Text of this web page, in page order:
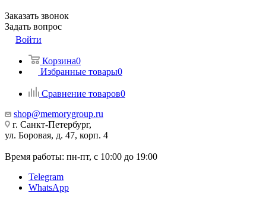
Заказать звонок
Задать вопрос
Войти
Корзина0
Избранные товары0
Сравнение товаров0
shop@memorygroup.ru
г. Санкт-Петербург,
ул. Боровая, д. 47, корп. 4
Время работы: пн-пт, с 10:00 до 19:00
Telegram
WhatsApp